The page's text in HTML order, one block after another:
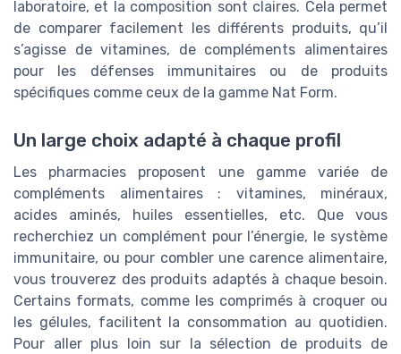
laboratoire, et la composition sont claires. Cela permet
de comparer facilement les différents produits, qu’il
s’agisse de vitamines, de compléments alimentaires
pour les défenses immunitaires ou de produits
spécifiques comme ceux de la gamme Nat Form.
Un large choix adapté à chaque profil
Les pharmacies proposent une gamme variée de
compléments alimentaires : vitamines, minéraux,
acides aminés, huiles essentielles, etc. Que vous
recherchiez un complément pour l’énergie, le système
immunitaire, ou pour combler une carence alimentaire,
vous trouverez des produits adaptés à chaque besoin.
Certains formats, comme les comprimés à croquer ou
les gélules, facilitent la consommation au quotidien.
Pour aller plus loin sur la sélection de produits de